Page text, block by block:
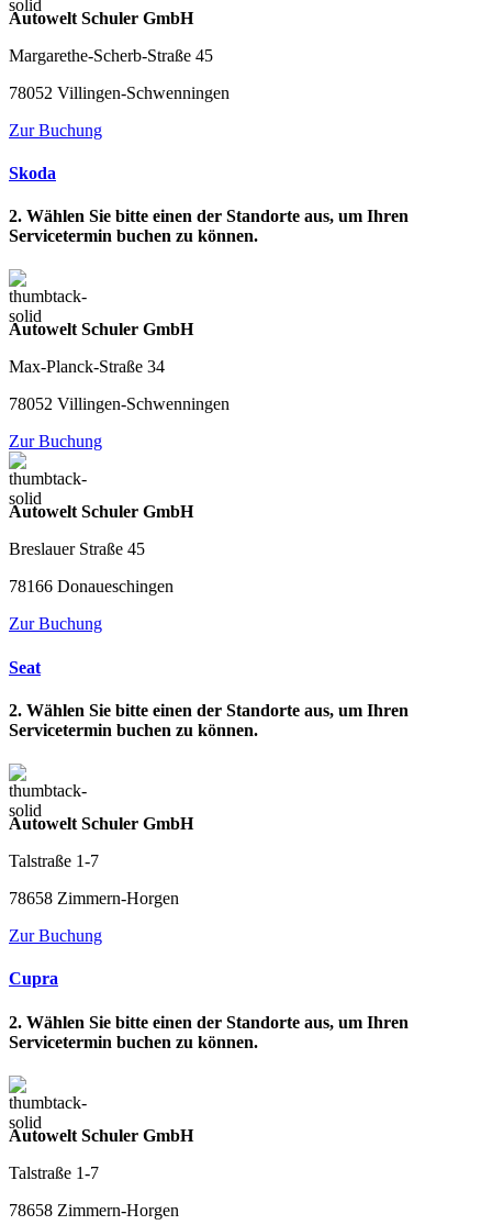
Autowelt Schuler GmbH
Margarethe-Scherb-Straße 45
78052 Villingen-Schwenningen
Zur Buchung
Skoda
2. Wählen Sie bitte einen der Standorte aus, um Ihren
Servicetermin buchen zu können.
Autowelt Schuler GmbH
Max-Planck-Straße 34
78052 Villingen-Schwenningen
Zur Buchung
Autowelt Schuler GmbH
Breslauer Straße 45
78166 Donaueschingen
Zur Buchung
Seat
2. Wählen Sie bitte einen der Standorte aus, um Ihren
Servicetermin buchen zu können.
Autowelt Schuler GmbH
Talstraße 1-7
78658 Zimmern-Horgen
Zur Buchung
Cupra
2. Wählen Sie bitte einen der Standorte aus, um Ihren
Servicetermin buchen zu können.
Autowelt Schuler GmbH
Talstraße 1-7
78658 Zimmern-Horgen